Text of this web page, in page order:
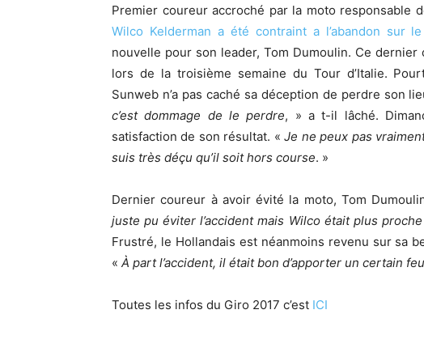
Premier coureur accroché par la moto responsable
Wilco Kelderman a été contraint a l’abandon sur
nouvelle pour son leader, Tom Dumoulin. Ce
lors de la troisième semaine du Tour d’Italie.
Sunweb n’a pas caché sa déception de perdre son
c’est dommage de le perdre, » a t-il lâché.
satisfaction de son résultat. «Je ne peux pas
suis très déçu qu’il soit hors course. »
Dernier coureur à avoir évité la moto, Tom
juste pu éviter l’accident mais Wilco était plus
Frustré, le Hollandais est néanmoins revenu sur sa
« À part l’accident, il était bon d’apporter un certain
Toutes les infos du Giro 2017 c’est ICI